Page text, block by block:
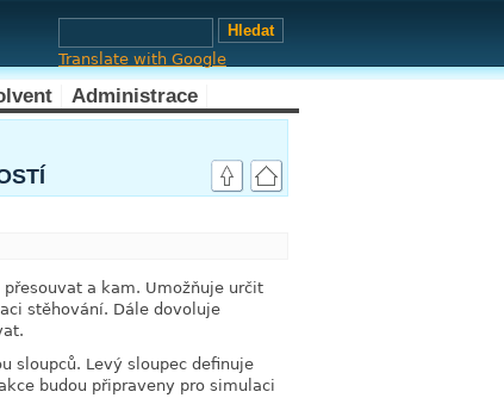
Translate with Google
Administrace
a kam. Umožňuje určit
stěhování. Dále dovoluje
sloupců. Levý sloupec definuje
budou připraveny pro simulaci